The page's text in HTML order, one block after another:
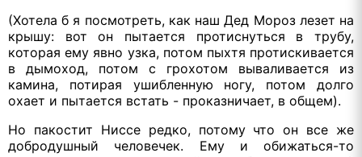
(Хотела б я посмотреть, как наш Дед Мороз лезет на
крышу: вот он пытается протиснуться в трубу,
которая ему явно узка, потом пыхтя протискивается
в дымоход, потом с грохотом вываливается из
камина, потирая ушибленную ногу, потом долго
охает и пытается встать - проказничает, в общем).
Но пакостит Ниссе редко, потому что он все же
добродушный человечек. Ему и обижаться-то